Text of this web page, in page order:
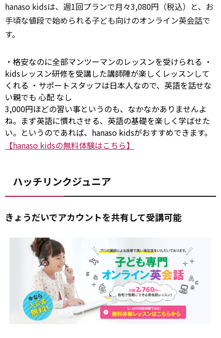
hanaso kidsは、週1回プランで月々3,080円（税込）と、お
手頃な値段で始められる子ども向けのオンライン英会話で
す。
・格安なのに全部マンツーマンのレッスンを受けられる ・
kidsレッスン研修を受講した講師陣が楽しくレッスンして
くれる ・サポートスタッフは日本人なので、英語を話せな
い親でも 心配 なし
3,000円ほどの習い事というのも、なかなかありませんよ
ね。まず英語に慣れさせる、英語の基礎を楽しく学ばせた
い。というのであれば、hanaso kidsがおすすめできます。
【hanaso kidsの無料体験はこちら】
ハッチリンクジュニア
きょうだいでアカウントを共有して受講可能